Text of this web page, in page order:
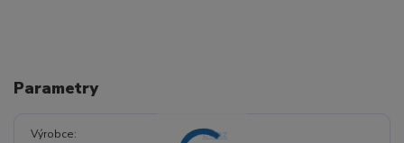
Parametry
Výrobce Lenz